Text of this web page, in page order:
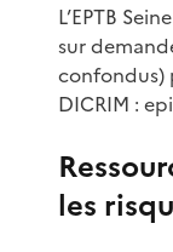
L’EPTB
sur
confondus)
DICRIM :
les